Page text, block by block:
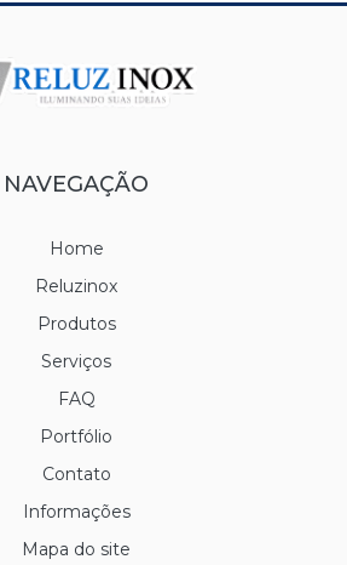
NAVEGAÇÃO
Home
Reluzinox
Produtos
Serviços
FAQ
Portfólio
Contato
Informações
Mapa do site